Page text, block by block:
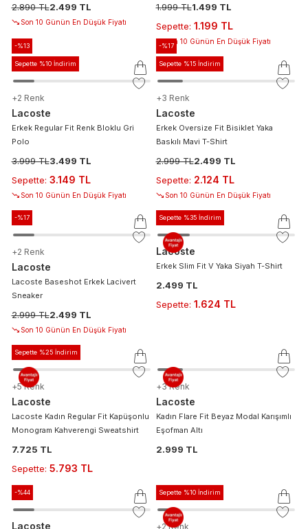
2.890 TL2.499 TL
Son 10 Günün En Düşük Fiyatı
1.999 TL1.499 TL
Sepette: 1.199 TL
Son 10 Günün En Düşük Fiyatı
-%13
Sepette %10 İndirim
+2 Renk
Lacoste
Erkek Regular Fit Renk Bloklu Gri
Polo
3.999 TL3.499 TL
Sepette: 3.149 TL
Son 10 Günün En Düşük Fiyatı
-%17
Sepette %15 İndirim
+3 Renk
Lacoste
Erkek Oversize Fit Bisiklet Yaka
Baskılı Mavi T-Shirt
2.999 TL2.499 TL
Sepette: 2.124 TL
Son 10 Günün En Düşük Fiyatı
-%17
+2 Renk
Lacoste
Lacoste Baseshot Erkek Lacivert
Sneaker
2.999 TL2.499 TL
Son 10 Günün En Düşük Fiyatı
Sepette %35 İndirim
Lacoste
Erkek Slim Fit V Yaka Siyah T-Shirt
2.499 TL
Sepette: 1.624 TL
Sepette %25 İndirim
+5 Renk
Lacoste
Lacoste Kadın Regular Fit Kapüşonlu
Monogram Kahverengi Sweatshirt
7.725 TL
Sepette: 5.793 TL
+3 Renk
Lacoste
Kadın Flare Fit Beyaz Modal Karışımlı
Eşofman Altı
2.999 TL
-%44
Lacoste
Sepette %10 İndirim
+2 Renk